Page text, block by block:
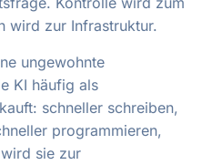
wird zur Infrastruktur.
ungewohnte
KI häufig als
schneller schreiben,
programmieren,
sie zur